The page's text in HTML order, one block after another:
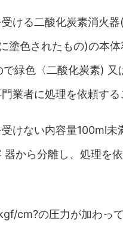
ける二酸化炭素消火
塗色されたもの)の本
緑色〈二酸化炭素)
業者に処理を依頼する
けない内容量100ml
から分離し、処理を
cm?の圧力が加わっ